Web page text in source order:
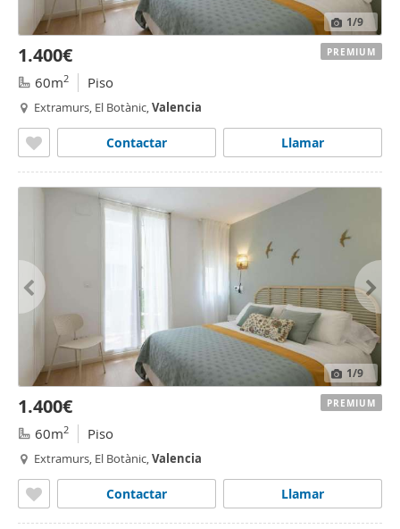
1/9
1.400€
60m2 Piso
Extramurs, El Botànic,Valencia
Llamar
Contactar
PREMIUM
1/9
1.400€
60m2 Piso
Extramurs, El Botànic,Valencia
Llamar
Contactar
PREMIUM